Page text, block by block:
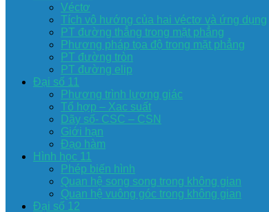
Véctơ
Tích vô hướng của hai véctơ và ứng dụng
PT đường thẳng trong mặt phẳng
Phương pháp tọa độ trong mặt phẳng
PT đường tròn
PT đường elip
Đại số 11
Phương trình lượng giác
Tổ hợp – Xac suất
Dãy số- CSC – CSN
Giới hạn
Đạo hàm
Hình học 11
Phép biến hình
Quan hệ song song trong không gian
Quan hệ vuông góc trong không gian
Đại số 12